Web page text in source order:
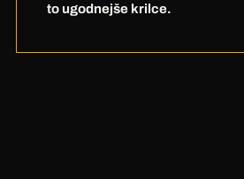
to ugodnejše krilce.